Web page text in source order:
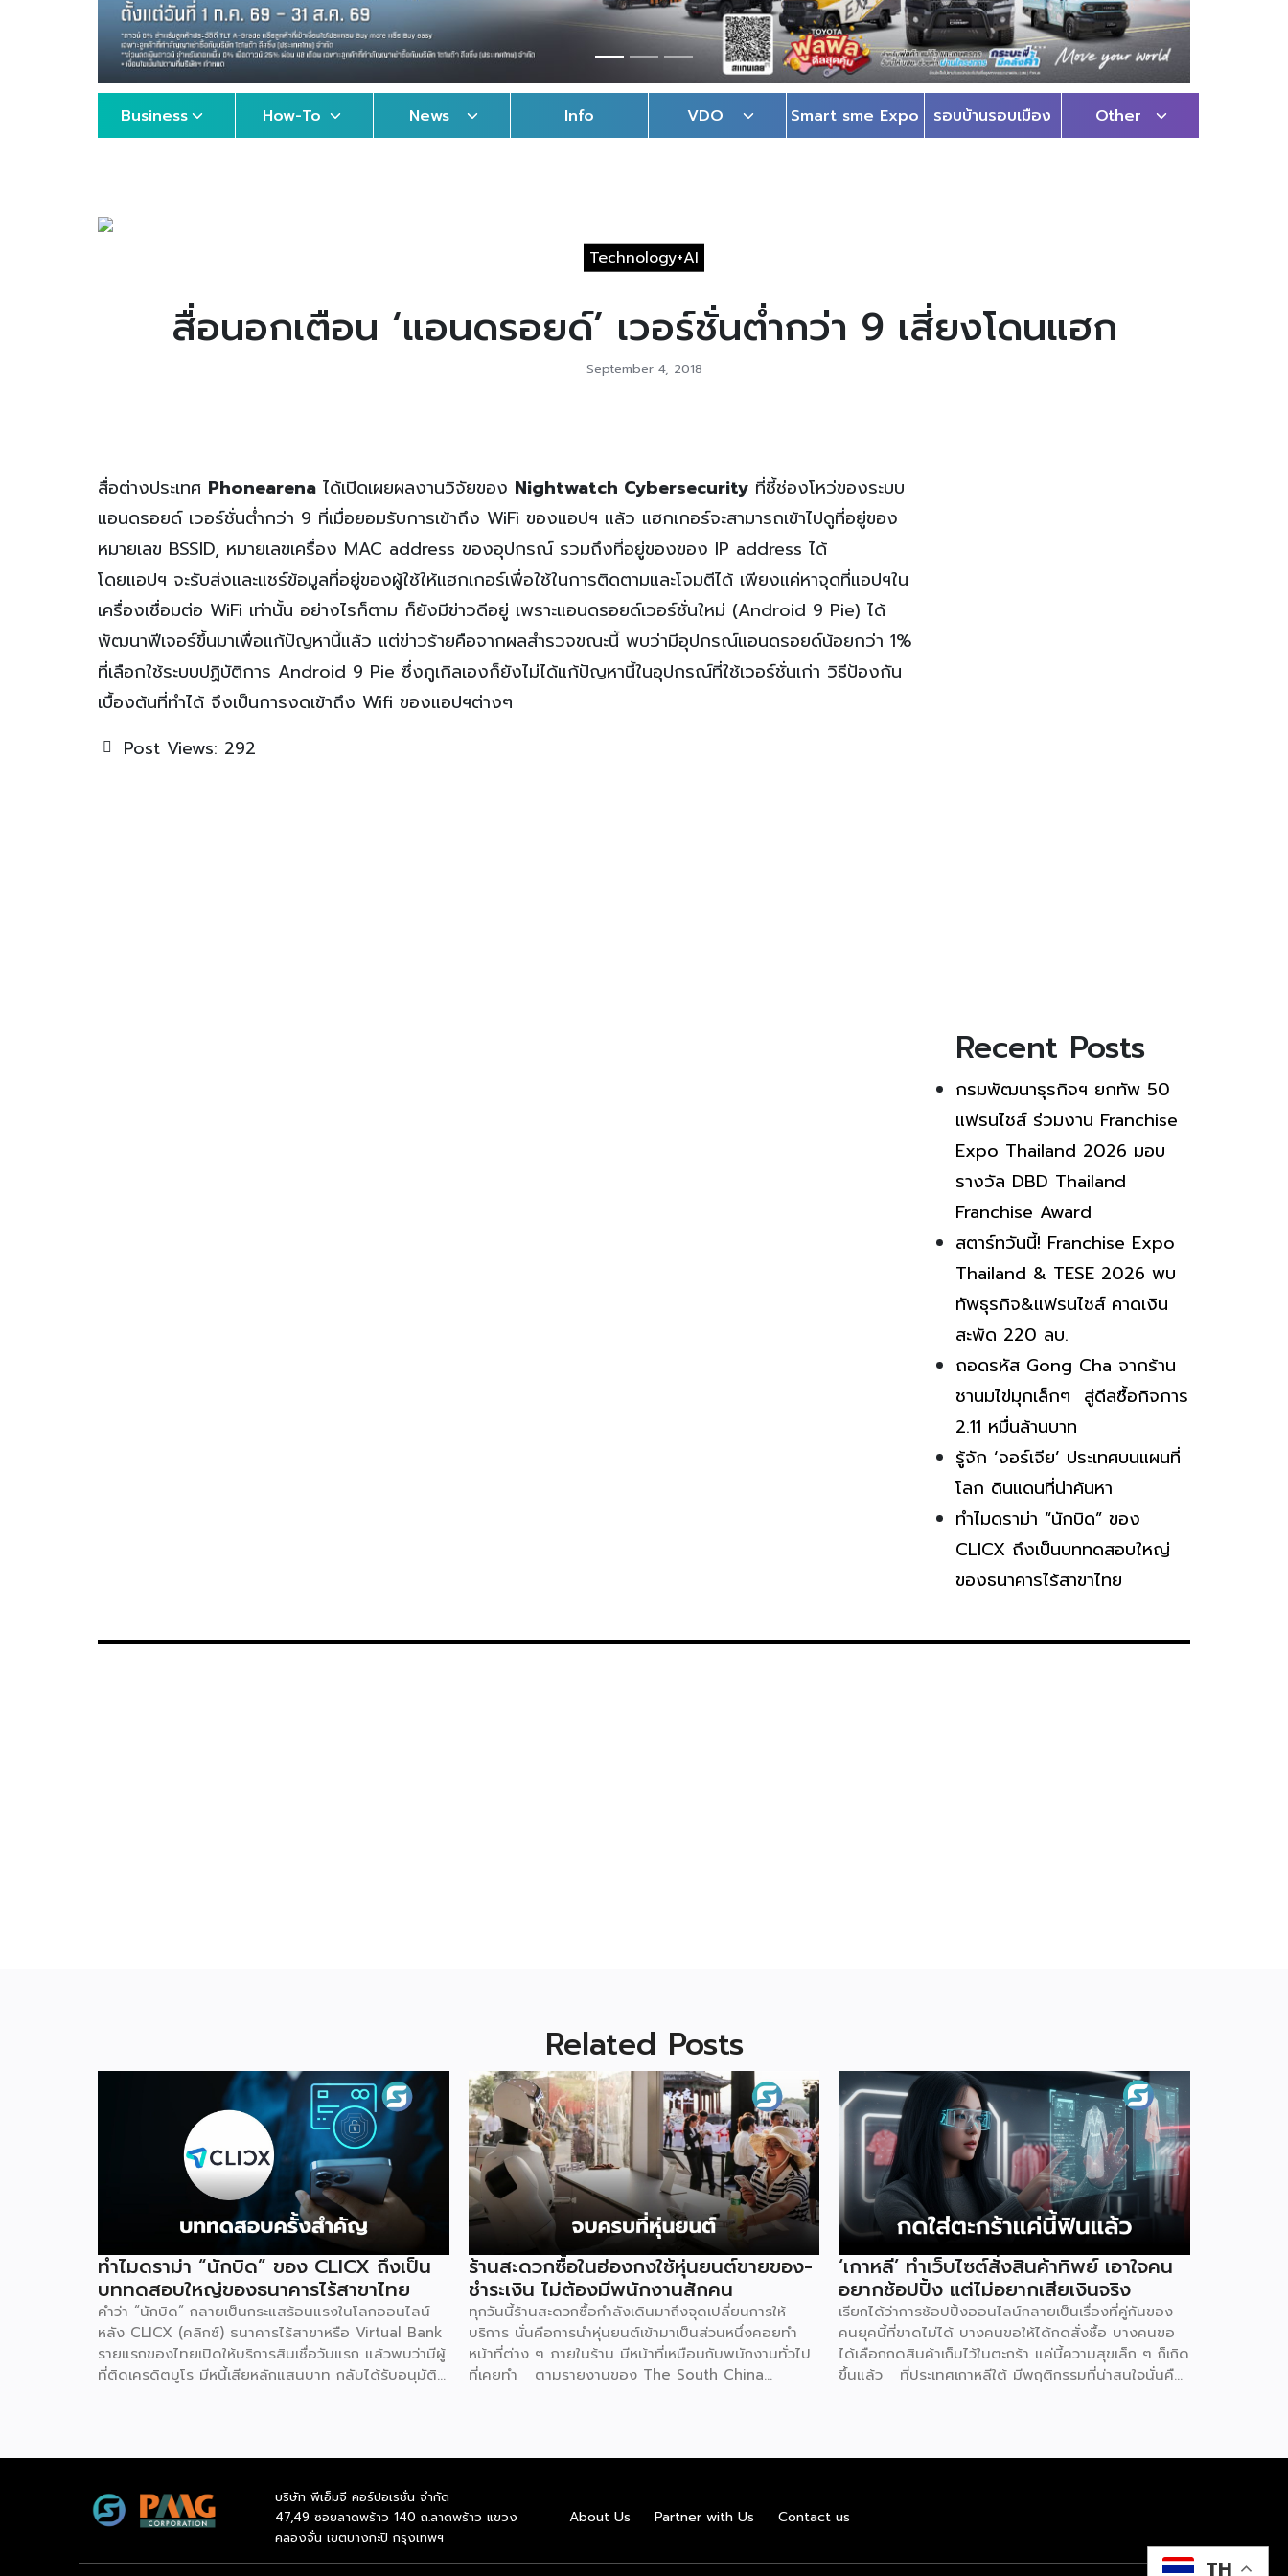
Business How-To News Info VDO Smart sme Expo รอบบ้านรอบเมือง Other
Technology+AI
สื่อนอกเตือน ‘แอนดรอยด์’ เวอร์ชั่นต่ำกว่า 9 เสี่ยงโดนแฮก
September 4, 2018
สื่อต่างประเทศ Phonearena ได้เปิดเผยผลงานวิจัยของ Nightwatch Cybersecurity ที่ชี้ช่องโหว่ของระบบ
แอนดรอยด์ เวอร์ชั่นต่ำกว่า 9 ที่เมื่อยอมรับการเข้าถึง WiFi ของแอปฯ แล้ว แฮกเกอร์จะสามารถเข้าไปดูที่อยู่ของ
หมายเลข BSSID, หมายเลขเครื่อง MAC address ของอุปกรณ์ รวมถึงที่อยู่ของของ IP address ได้
โดยแอปฯ จะรับส่งและแชร์ข้อมูลที่อยู่ของผู้ใช้ให้แฮกเกอร์เพื่อใช้ในการติดตามและโจมตีได้ เพียงแค่หาจุดที่แอปฯใน
เครื่องเชื่อมต่อ WiFi เท่านั้น อย่างไรก็ตาม ก็ยังมีข่าวดีอยู่ เพราะแอนดรอยด์เวอร์ชั่นใหม่ (Android 9 Pie) ได้
พัฒนาฟีเจอร์ขึ้นมาเพื่อแก้ปัญหานี้แล้ว แต่ข่าวร้ายคือจากผลสำรวจขณะนี้ พบว่ามีอุปกรณ์แอนดรอยด์น้อยกว่า 1%
ที่เลือกใช้ระบบปฏิบัติการ Android 9 Pie ซึ่งกูเกิลเองก็ยังไม่ได้แก้ปัญหานี้ในอุปกรณ์ที่ใช้เวอร์ชั่นเก่า วิธีป้องกัน
เบื้องต้นที่ทำได้ จึงเป็นการงดเข้าถึง Wifi ของแอปฯต่างๆ
Post Views: 292
Recent Posts
กรมพัฒนาธุรกิจฯ ยกทัพ 50
แฟรนไชส์ ร่วมงาน Franchise
Expo Thailand 2026 มอบ
รางวัล DBD Thailand
Franchise Award
สตาร์ทวันนี้! Franchise Expo
Thailand & TESE 2026 พบ
ทัพธุรกิจ&แฟรนไชส์ คาดเงิน
สะพัด 220 ลบ.
ถอดรหัส Gong Cha จากร้าน
ชานมไข่มุกเล็กๆ สู่ดีลซื้อกิจการ
2.11 หมื่นล้านบาท
รู้จัก ‘จอร์เจีย’ ประเทศบนแผนที่
โลก ดินแดนที่น่าค้นหา
ทำไมดราม่า “นักบิด” ของ
CLICX ถึงเป็นบททดสอบใหญ่
ของธนาคารไร้สาขาไทย
Related Posts
ทำไมดราม่า “นักบิด” ของ CLICX ถึงเป็น
บททดสอบใหญ่ของธนาคารไร้สาขาไทย
คำว่า “นักบิด” กลายเป็นกระแสร้อนแรงในโลกออนไลน์
หลัง CLICX (คลิกซ์) ธนาคารไร้สาขาหรือ Virtual Bank
รายแรกของไทยเปิดให้บริการสินเชื่อวันแรก แล้วพบว่ามีผู้
ที่ติดเครดิตบูโร มีหนี้เสียหลักแสนบาท กลับได้รับอนุมัติ
ดราม่าบนโลกออนไลน์เท่านั้น แต่เป็นกรณีศึกษาที่สะท้อน
การเงินไทย นั่นคือ Virtual Bank ซึ่งผู้ประกอบการ SME
ควรทำความเข้าใจให้ลึกกว่าพาดหัวข่าว เพราะทั้งโอกาส
และความเสี่ยงที่เกิดขึ้นล้วนเกี่ยวข้องกับการเข้าถึงแหล่ง
ทุนของธุรกิจรายย่อยโดยตรง ก่อนอื่นมาทำความเข้าใจ
ร้านสะดวกซื้อในฮ่องกงใช้หุ่นยนต์ขายของ-
ชำระเงิน ไม่ต้องมีพนักงานสักคน
ทุกวันนี้ร้านสะดวกซื้อกำลังเดินมาถึงจุดเปลี่ยนการให้
บริการ นั่นคือการนำหุ่นยนต์เข้ามาเป็นส่วนหนึ่งคอยทำ
หน้าที่ต่าง ๆ ภายในร้าน มีหน้าที่เหมือนกับพนักงานทั่วไป
ที่เคยทำ ตามรายงานของ The South China
ผู้ควบคุมทุกอย่าง ซึ่งร้านแห่งนี้ตั้งอยู่ริมน้ำหงฮอม เปิด
บริษัท Galbot ซึ่งเป็นบริษัทด้านปัญญาประดิษฐ์ (AI)
หน้าที่ได้อย่างหลากหลาย ไม่ว่าจะเป็น การจัดเรียงสินค้า
‘เกาหลี’ ทำเว็บไซต์สั่งสินค้าทิพย์ เอาใจคน
อยากช้อปปิ้ง แต่ไม่อยากเสียเงินจริง
เรียกได้ว่าการช้อปปิ้งออนไลน์กลายเป็นเรื่องที่คู่กันของ
คนยุคนี้ที่ขาดไม่ได้ บางคนขอให้ได้กดสั่งซื้อ บางคนขอ
ได้เลือกกดสินค้าเก็บไว้ในตะกร้า แค่นี้ความสุขเล็ก ๆ ก็เกิด
ขึ้นแล้ว ที่ประเทศเกาหลีใต้ มีพฤติกรรมที่น่าสนใจนั่นคือ
อย่างใด แน่นอนว่าดินแดนกิมจินี้มีการใช้เทคโนโลยีดิจิทัล
แข็งแกร่ง แต่อีกด้านหนึ่งกลับพบว่ากลุ่มเยาวชนเกาหลีใต้
หันไปใช้บริการเว็บไซต์ที่จำลองแพลตฟอร์มช้อปปิ้ง
ออนไลน์ทุกขั้นตอน ไม่ว่าจะเป็น สินค้าที่มีให้เลือก
บริษัท พีเอ็มจี คอร์ปอเรชั่น จำกัด
47,49 ซอยลาดพร้าว 140 ถ.ลาดพร้าว แขวง
คลองจั่น เขตบางกะปิ กรุงเทพฯ
About Us Partner with Us Contact us
TH